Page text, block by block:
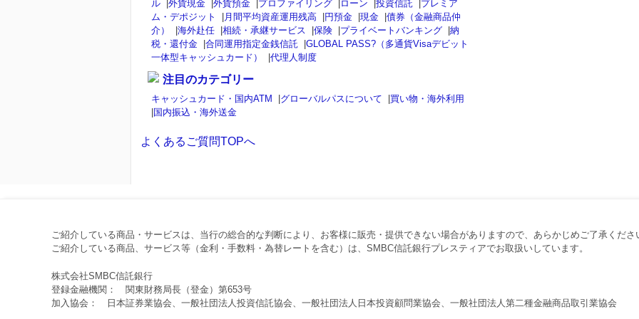
ル |外貨現金 |外貨預金 |プロファイリング |ローン |投資信託 |プレミア
ム・デポジット
| 月間平均資産運用残高 |円預金 |現金 |債券（金融商品仲
介）
|海外赴任 |相続・承継サービス |保険 |プライベートバンキング |納
税・還付金 |合同運用指定金銭信託 |GLOBAL PASS?（多通貨Visaデビット
一体型キャッシュカード）
|代理人制度
注目のカテゴリー
キャッシュカード・国内ATM |グローバルパスについて |買い物・海外利用
|国内振込・海外送金
よくあるご質問TOPへ
ご紹介している商品・サービスは、当行の総合的な判断により、お客様に販売・提供できない場合がありますので、あらかじめご了承くださ
ご紹介している商品、サービス等（金利・手数料・為替レートを含む）は、SMBC信託銀行プレスティアでお取扱いしています。
株式会社SMBC信託銀行
登録金融機関： 関東財務局長（登金）第653号
加入協会： 日本証券業協会、一般社団法人投資信託協会、一般社団法人日本投資顧問業協会、一般社団法人第二種金融商品取引業協会